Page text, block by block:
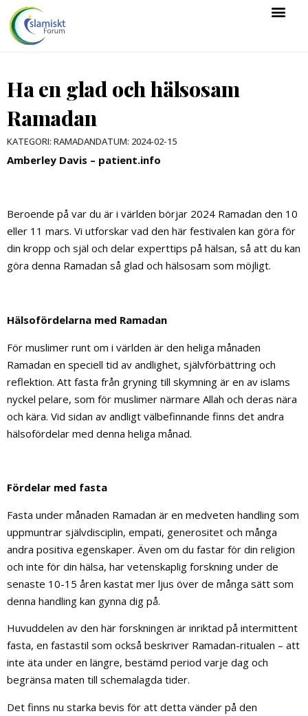
Ha en glad och hälsosam
Ramadan
KATEGORI: RAMADANDATUM: 2024-02-15
Amberley Davis – patient.info
Beroende på var du är i världen börjar 2024 Ramadan den 10
eller 11 mars. Vi utforskar vad den här festivalen kan göra för
din kropp och själ och delar experttips på hälsan, så att du kan
göra denna Ramadan så glad och hälsosam som möjligt.
Hälsofördelarna med Ramadan
För muslimer runt om i världen är den heliga månaden
Ramadan en speciell tid av andlighet, självförbättring och
reflektion. Att fasta från gryning till skymning är en av islams
nyckel pelare, som för muslimer närmare Allah och deras nära
och kära. Vid sidan av andligt välbefinnande finns det andra
hälsofördelar med denna heliga månad.
Fördelar med fasta
Fasta under månaden Ramadan är en medveten handling som
uppmuntrar självdisciplin, empati, generositet och många
andra positiva egenskaper. Även om du fastar för din religion
och inte för din hälsa, har vetenskaplig forskning under de
senaste 10-15 åren kastat mer ljus över de många sätt som
denna handling kan gynna dig på.
Huvuddelen av den här forskningen är inriktad på intermittent
fasta, en fastastil som också beskriver Ramadan-ritualen – att
inte äta under en längre, bestämd period varje dag och
begränsa maten till schemalagda tider.
Det finns nu starka bevis för att detta vänder på den